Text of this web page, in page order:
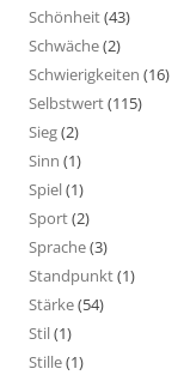
Schönheit(43)
Schwäche(2)
Schwierigkeiten (16)
Selbstwert(115)
Sieg(2)
Sinn (1)
Spiel(1)
Sport(2)
Sprache(3)
Standpunkt(1)
Stärke(54)
Stil(1)
Stille(1)